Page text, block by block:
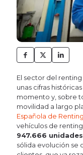
El sector del
unas cifras
momento y, sobre
movilidad a largo
Española de
vehículos de
947.666 unidades
sólida evolución se